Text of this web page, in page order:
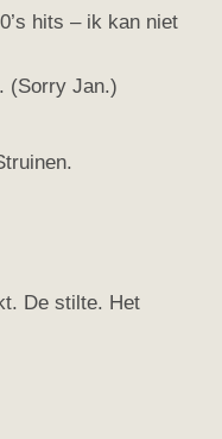
hits – ik kan niet
(Sorry Jan.)
De stilte. Het